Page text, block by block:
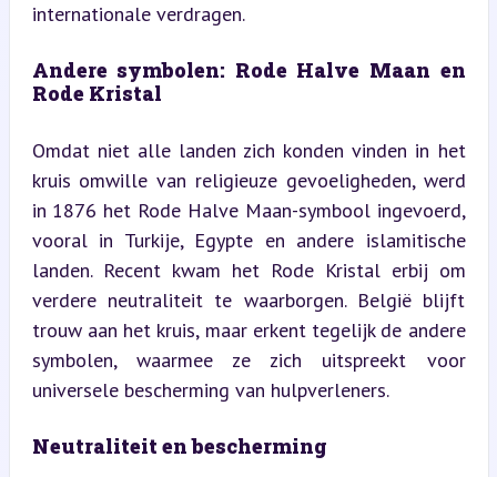
internationale verdragen.
Andere symbolen: Rode Halve Maan en
Rode Kristal
Omdat niet alle landen zich konden vinden in het
kruis omwille van religieuze gevoeligheden, werd
in 1876 het Rode Halve Maan-symbool ingevoerd,
vooral in Turkije, Egypte en andere islamitische
landen. Recent kwam het Rode Kristal erbij om
verdere neutraliteit te waarborgen. België blijft
trouw aan het kruis, maar erkent tegelijk de andere
symbolen, waarmee ze zich uitspreekt voor
universele bescherming van hulpverleners.
Neutraliteit en bescherming